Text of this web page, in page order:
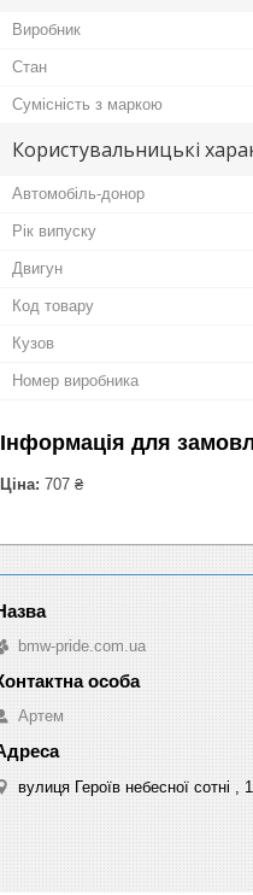
Виробник
Стан
Сумісність з маркою
Користувальницькі
Автомобіль-донор
Рік випуску
Двигун
Код товару
Кузов
Номер виробника
Інформація для
Ціна: 707 ₴
bmw-pride.com.ua
Артем
вулиця Героїв небесної сотні